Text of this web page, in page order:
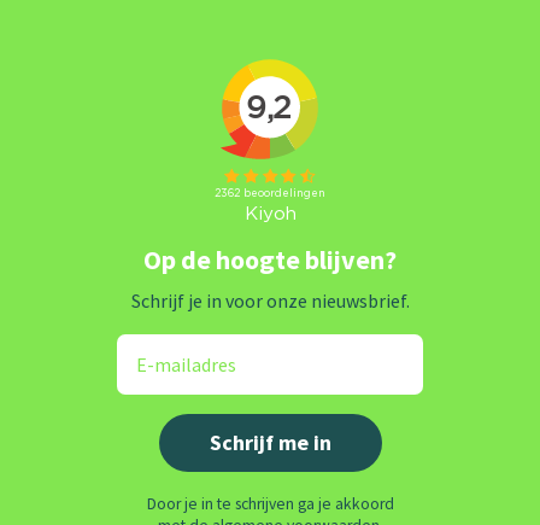
Op de hoogte blijven?
Schrijf je in voor onze nieuwsbrief.
Door je in te schrijven ga je akkoord